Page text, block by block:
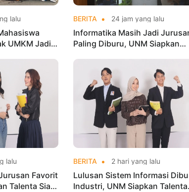
lalu
UMKM Jadi
BERITA 24 jam yang lalu
Informatika Masih Jadi
Paling Diburu, UNM Siapkan
lalu
Favorit
Talenta Siap
BERITA 2 hari yang lalu
Lulusan Sistem Informasi
Industri, UNM Siapkan Talenta